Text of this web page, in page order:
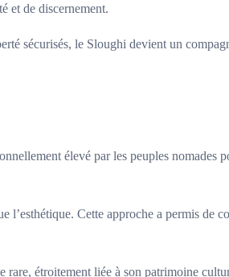
et de discernement.
sécurisés, le Sloughi devient un
élevé par les peuples
l’esthétique. Cette approche a permis
étroitement liée à son patrimoine